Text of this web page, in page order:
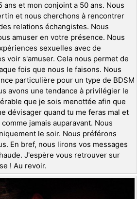
ans et mon conjoint a 50 ans. Nous
et nous cherchons à rencontrer
relations échangistes. Nous
amuser en votre présence. Nous
sexuelles avec de
voir s'amuser. Cela nous permet de
fois que nous le faisons. Nous
particulière pour un type de BDSM
avons une tendance à privilégier le
que je sois menottée afin que
dévisager quand tu me feras mal et
jamais auparavant. Nous
le soir. Nous préférons
En bref, nous lirons vos messages
J'espère vous retrouver sur
! Au revoir.